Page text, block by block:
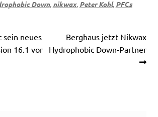
Down, nikwax, Peter Kohl, PFCs
sein neues
16.1 vor
Nächster
Beitrag:
Berghaus jetzt Nikwax
Hydrophobic Down-Partner